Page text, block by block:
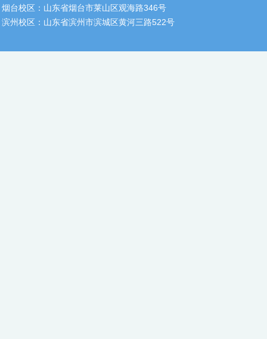
烟台校区：山东省烟台市莱山区观海路346号
滨州校区：山东省滨州市滨城区黄河三路522号